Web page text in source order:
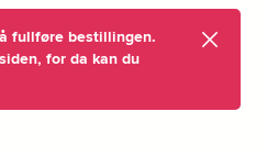
fullføre bestillingen.
for da kan du